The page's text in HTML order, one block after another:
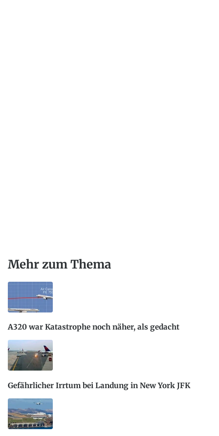
Mehr zum Thema
A320 war Katastrophe noch näher, als gedacht
Gefährlicher Irrtum bei Landung in New York JFK